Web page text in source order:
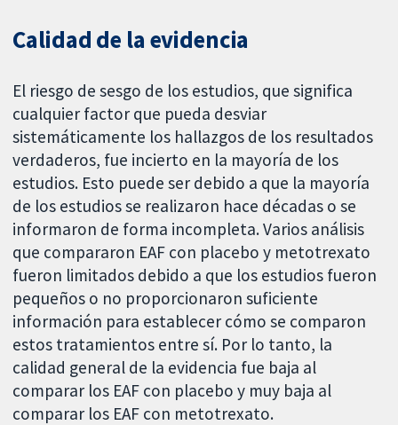
Calidad de la evidencia
El riesgo de sesgo de los estudios, que significa
cualquier factor que pueda desviar
sistemáticamente los hallazgos de los resultados
verdaderos, fue incierto en la mayoría de los
estudios. Esto puede ser debido a que la mayoría
de los estudios se realizaron hace décadas o se
informaron de forma incompleta. Varios análisis
que compararon EAF con placebo y metotrexato
fueron limitados debido a que los estudios fueron
pequeños o no proporcionaron suficiente
información para establecer cómo se comparon
estos tratamientos entre sí. Por lo tanto, la
calidad general de la evidencia fue baja al
comparar los EAF con placebo y muy baja al
comparar los EAF con metotrexato.